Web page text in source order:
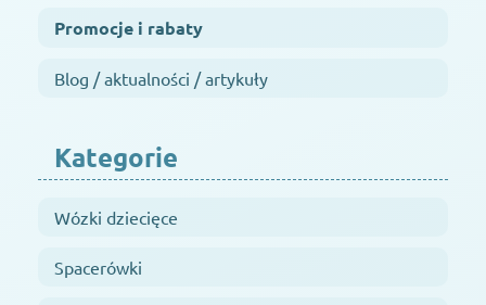
Promocje i rabaty
Blog / aktualności / artykuły
Kategorie
Wózki dziecięce
Spacerówki